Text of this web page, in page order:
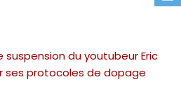
suspension du youtubeur Eric
ses protocoles de dopage